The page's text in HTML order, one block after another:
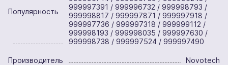
Популярность
999997391 / 999996732 / 999998793 /
999998817 / 999997871 / 999997918 /
999997736 / 999997318 / 999999112 /
999998193 / 999998035 / 999997630 /
999998738 / 999997524 / 999997490
Производитель Novotech